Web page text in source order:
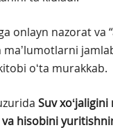
onlayn nazorat va
oʻta murakkab.
Suv
va hisobini